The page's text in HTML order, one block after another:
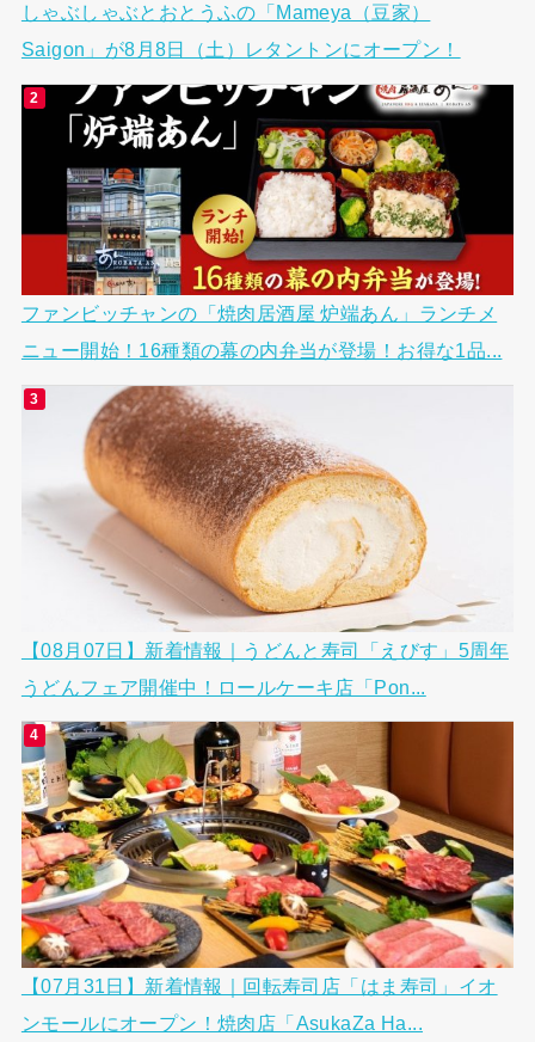
しゃぶしゃぶとおとうふの「Mameya（豆家）
Saigon」が8月8日（土）レタントンにオープン！
ファンビッチャンの「焼肉居酒屋 炉端あん」ランチメ
ニュー開始！16種類の幕の内弁当が登場！お得な1品...
【08月07日】新着情報｜うどんと寿司「えびす」5周年
うどんフェア開催中！ロールケーキ店「Pon...
【07月31日】新着情報｜回転寿司店「はま寿司」イオ
ンモールにオープン！焼肉店「AsukaZa Ha...